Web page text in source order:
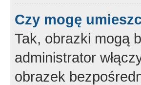
Czy mogę
Tak, obrazki mogą
administrator
obrazek